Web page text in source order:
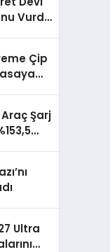
Vurdu
Çip
Şarj
Ultra